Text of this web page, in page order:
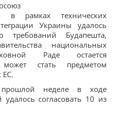
в рамках технических
Украины удалось
требований Будапешта,
национальных
Раде остается
стать предметом
ЕС.
неделе в ходе
удалось согласовать 10 из